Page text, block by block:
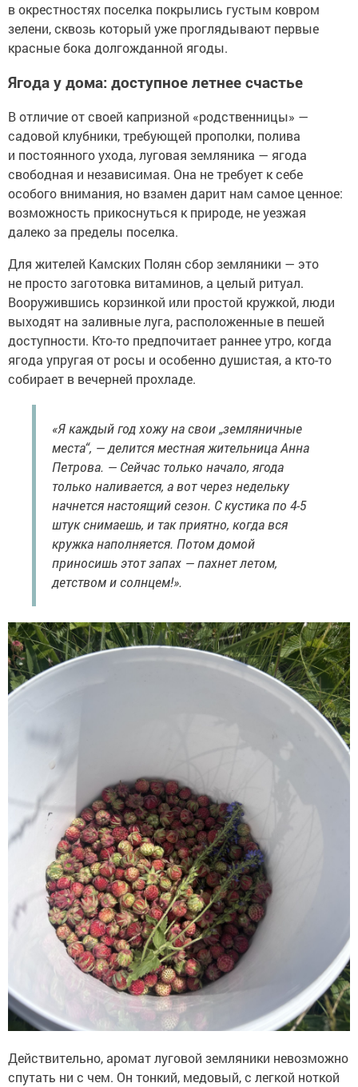
в окрестностях поселка покрылись густым ковром
зелени, сквозь который уже проглядывают первые
красные бока долгожданной ягоды.
Ягода у дома: доступное летнее счастье
В отличие от своей капризной «родственницы» —
садовой клубники, требующей прополки, полива
и постоянного ухода, луговая земляника — ягода
свободная и независимая. Она не требует к себе
особого внимания, но взамен дарит нам самое ценное:
возможность прикоснуться к природе, не уезжая
далеко за пределы поселка.
Для жителей Камских Полян сбор земляники — это
не просто заготовка витаминов, а целый ритуал.
Вооружившись корзинкой или простой кружкой, люди
выходят на заливные луга, расположенные в пешей
доступности. Кто-то предпочитает раннее утро, когда
ягода упругая от росы и особенно душистая, а кто-то
собирает в вечерней прохладе.
«Я каждый год хожу на свои „земляничные
места“, — делится местная жительница Анна
Петрова. — Сейчас только начало, ягода
только наливается, а вот через недельку
начнется настоящий сезон. С кустика по 4-5
штук снимаешь, и так приятно, когда вся
кружка наполняется. Потом домой
приносишь этот запах — пахнет летом,
детством и солнцем!».
Действительно, аромат луговой земляники невозможно
спутать ни с чем. Он тонкий, медовый, с легкой ноткой